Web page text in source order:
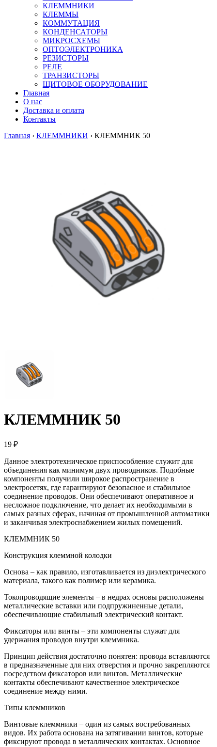
КЛЕММНИКИ
КЛЕММЫ
КОММУТАЦИЯ
КОНДЕНСАТОРЫ
МИКРОСХЕМЫ
ОПТОЭЛЕКТРОНИКА
РЕЗИСТОРЫ
РЕЛЕ
ТРАНЗИСТОРЫ
ЩИТОВОЕ ОБОРУДОВАНИЕ
Главная
О нас
Доставка и оплата
Контакты
Главная › КЛЕММНИКИ › КЛЕММНИК 50
КЛЕММНИК 50
19 ₽
Данное электротехническое приспособление служит для
объединения как минимум двух проводников. Подобные
компоненты получили широкое распространение в
электросетях, где гарантируют безопасное и стабильное
соединение проводов. Они обеспечивают оперативное и
несложное подключение, что делает их необходимыми в
самых разных сферах, начиная от промышленной автоматики
и заканчивая электроснабжением жилых помещений.
КЛЕММНИК 50
Конструкция клеммной колодки
Основа – как правило, изготавливается из диэлектрического
материала, такого как полимер или керамика.
Токопроводящие элементы – в недрах основы расположены
металлические вставки или подпружиненные детали,
обеспечивающие стабильный электрический контакт.
Фиксаторы или винты – эти компоненты служат для
удержания проводов внутри клеммника.
Принцип действия достаточно понятен: провода вставляются
в предназначенные для них отверстия и прочно закрепляются
посредством фиксаторов или винтов. Металлические
контакты обеспечивают качественное электрическое
соединение между ними.
Типы клеммников
Винтовые клеммники – один из самых востребованных
видов. Их работа основана на затягивании винтов, которые
фиксируют провода в металлических контактах. Основное